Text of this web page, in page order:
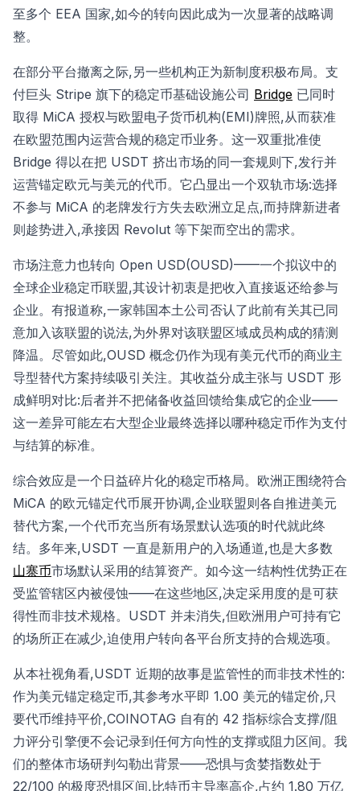
至多个 EEA 国家,如今的转向因此成为一次显著的战略调
整。
在部分平台撤离之际,另一些机构正为新制度积极布局。支
付巨头 Stripe 旗下的稳定币基础设施公司 Bridge 已同时
取得 MiCA 授权与欧盟电子货币机构(EMI)牌照,从而获准
在欧盟范围内运营合规的稳定币业务。这一双重批准使
Bridge 得以在把 USDT 挤出市场的同一套规则下,发行并
运营锚定欧元与美元的代币。它凸显出一个双轨市场:选择
不参与 MiCA 的老牌发行方失去欧洲立足点,而持牌新进者
则趁势进入,承接因 Revolut 等下架而空出的需求。
市场注意力也转向 Open USD(OUSD)——一个拟议中的
全球企业稳定币联盟,其设计初衷是把收入直接返还给参与
企业。有报道称,一家韩国本土公司否认了此前有关其已同
意加入该联盟的说法,为外界对该联盟区域成员构成的猜测
降温。尽管如此,OUSD 概念仍作为现有美元代币的商业主
导型替代方案持续吸引关注。其收益分成主张与 USDT 形
成鲜明对比:后者并不把储备收益回馈给集成它的企业——
这一差异可能左右大型企业最终选择以哪种稳定币作为支付
与结算的标准。
综合效应是一个日益碎片化的稳定币格局。欧洲正围绕符合
MiCA 的欧元锚定代币展开协调,企业联盟则各自推进美元
替代方案,一个代币充当所有场景默认选项的时代就此终
结。多年来,USDT 一直是新用户的入场通道,也是大多数
山寨币市场默认采用的结算资产。如今这一结构性优势正在
受监管辖区内被侵蚀——在这些地区,决定采用度的是可获
得性而非技术规格。USDT 并未消失,但欧洲用户可持有它
的场所正在减少,迫使用户转向各平台所支持的合规选项。
从本社视角看,USDT 近期的故事是监管性的而非技术性的:
作为美元锚定稳定币,其参考水平即 1.00 美元的锚定价,只
要代币维持平价,COINOTAG 自有的 42 指标综合支撑/阻
力评分引擎便不会记录到任何方向性的支撑或阻力区间。我
们的整体市场研判勾勒出背景——恐惧与贪婪指数处于
22/100 的极度恐惧区间,比特币主导率高企,占约 1.80 万亿